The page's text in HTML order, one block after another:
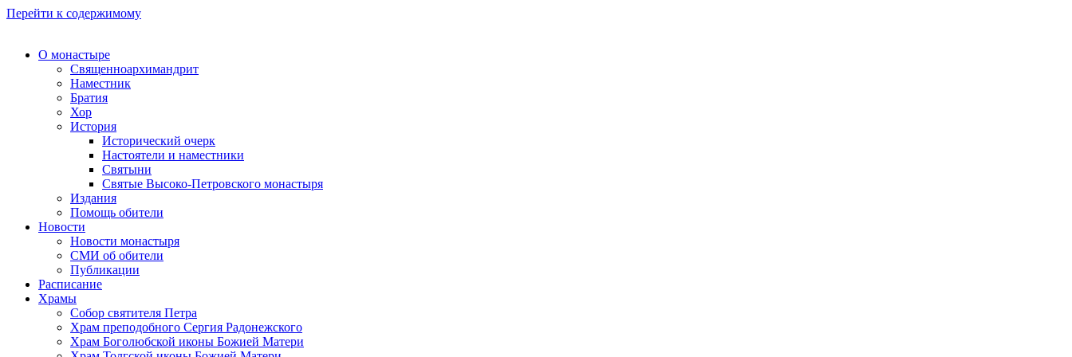
Перейти к содержимому
О монастыре
Священноархимандрит
Наместник
Братия
Хор
История
Исторический очерк
Настоятели и наместники
Святыни
Святые Высоко-Петровского монастыря
Издания
Помощь обители
Новости
Новости монастыря
СМИ об обители
Публикации
Расписание
Храмы
Собор святителя Петра
Храм преподобного Сергия Радонежского
Храм Боголюбской иконы Божией Матери